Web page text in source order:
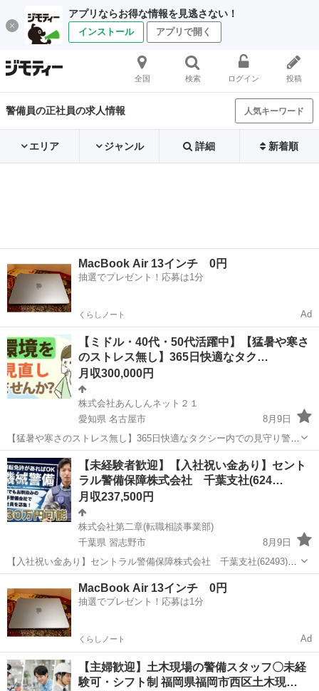
アプリならお得な情報を見逃さない！
インストール アプリで開く
全国 検索 ログイン 投稿
警備員の正社員の求人情報 人気キーワード
エリア ジャンル 詳細 新着順
MacBook Air 13インチ 0円
抽選でプレゼント！応募は1分
くらしノート Ad
【ミドル・40代・50代活躍中】【猛暑や寒さ
のストレス無し】365日快適なタク…
月収300,000円
株式会社あんしんネット２１
愛知県 名古屋市
8月9日
【猛暑や寒さのストレス無し】365日快適なタクシー内での見守り警備
員 【応募先企業名】株式会社あんしんネット２１ 【雇用形態】正社員
【職種】警備員・警備関連 【応募資格】 ・日本語ネイティブレベルの
方に限る【仕事内容】 ...
愛知 名古屋市 警備員 未経験
【未経験者歓迎】【入社祝い金あり】セント
ラル警備保障株式会社 千葉支社(624…
月収237,500円
株式会社第二章(転職相談事業部)
千葉県 習志野市
8月9日
【入社祝い金あり】セントラル警備保障株式会社 千葉支社(62493)の
機械警備の正社員 - 新津田沼駅 【応募先企業名】株式会社第二章(転職
相談事業部) 【雇用形態】正社員【人材紹介】 【職種】警備員・警備
関連 【応募資格...
未経験
MacBook Air 13インチ 0円
抽選でプレゼント！応募は1分
くらしノート Ad
【主婦歓迎】土木現場の警備スタッフ〇未経
験可・シフト制 福岡県福岡市西区土木現…